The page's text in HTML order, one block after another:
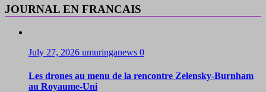
JOURNAL EN FRANCAIS
July 27, 2026 umuringanews 0
Les drones au menu de la rencontre Zelensky-Burnham
au Royaume-Uni